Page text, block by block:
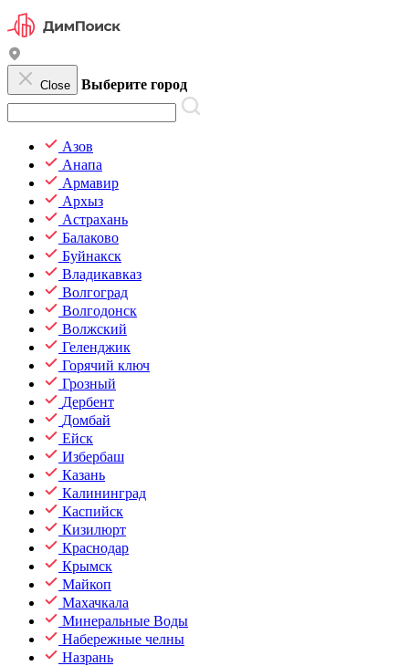
Close Выберите город
Азов
Анапа
Армавир
Архыз
Астрахань
Балаково
Буйнакск
Владикавказ
Волгоград
Волгодонск
Волжский
Геленджик
Горячий ключ
Грозный
Дербент
Домбай
Ейск
Избербаш
Казань
Калининград
Каспийск
Кизилюрт
Краснодар
Крымск
Майкоп
Махачкала
Минеральные Воды
Набережные челны
Назрань